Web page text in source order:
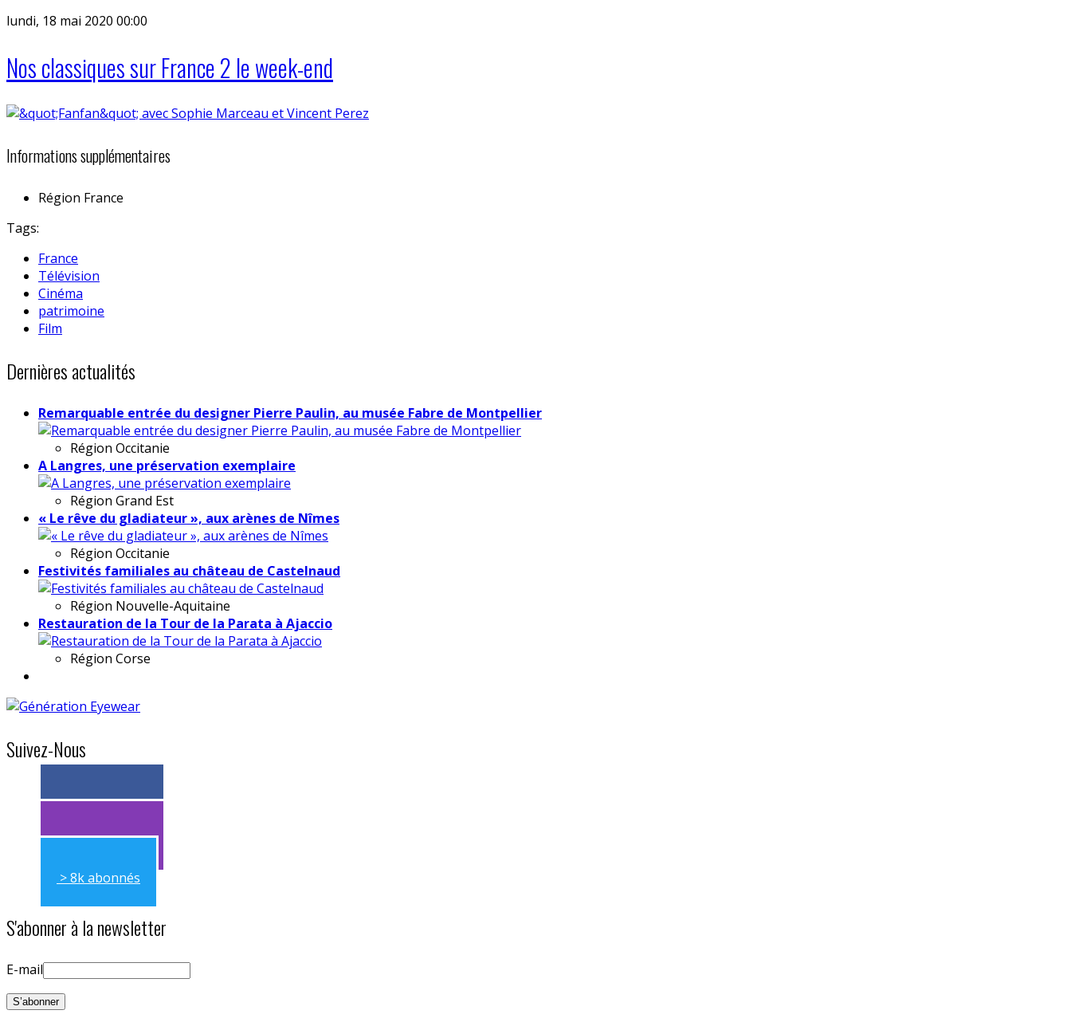
lundi, 18 mai 2020 00:00
Nos classiques sur France 2 le week-end
Informations supplémentaires
Région France
Tags:
France
Télévision
Cinéma
patrimoine
Film
Dernières actualités
Remarquable entrée du designer Pierre Paulin, au musée Fabre de Montpellier
Région Occitanie
A Langres, une préservation exemplaire
Région Grand Est
« Le rêve du gladiateur », aux arènes de Nîmes
Région Occitanie
Festivités familiales au château de Castelnaud
Région Nouvelle-Aquitaine
Restauration de la Tour de la Parata à Ajaccio
Région Corse
Suivez-Nous
> 11k abonnés
> 11k abonnés
> 8k abonnés
S'abonner à la newsletter
E-mail